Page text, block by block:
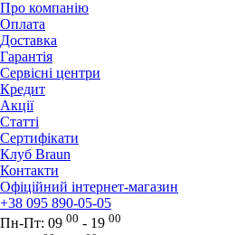
Про компанію
Оплата
Доставка
Гарантія
Сервісні центри
Кредит
Акції
Статті
Сертифікати
Клуб Braun
Контакти
Офіційний інтернет-магазин
+38 095 890-05-05
Пн-Пт: 09 00 - 19 00